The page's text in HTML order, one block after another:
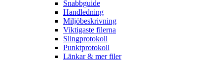
Snabbguide
Handledning
Miljöbeskrivning
Viktigaste filerna
Slingprotokoll
Punktprotokoll
Länkar & mer filer